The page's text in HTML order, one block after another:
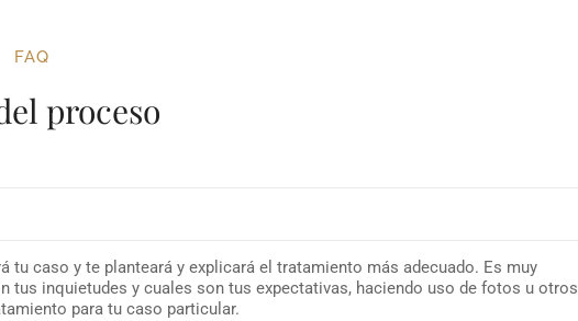
FAQ
proceso
tu caso y te planteará y explicará el tratamiento más adecuado. Es muy
inquietudes y cuales son tus expectativas, haciendo uso de fotos u otros
para tu caso particular.